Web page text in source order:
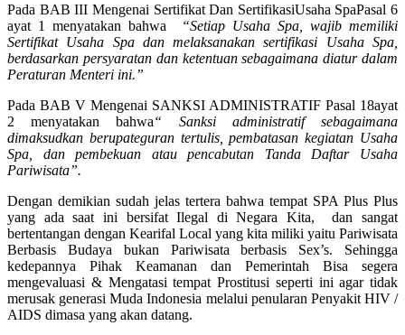
Pada BAB III Mengenai Sertifikat Dan SertifikasiUsaha SpaPasal 6
ayat 1 menyatakan bahwa
“Setiap Usaha Spa, wajib memiliki
Sertifikat Usaha Spa dan melaksanakan sertifikasi Usaha Spa,
berdasarkan persyaratan dan ketentuansebagaimana diatur dalam
Peraturan Menteri ini.”
Pada BAB V Mengenai SANKSI ADMINISTRATIF Pasal 18ayat
2 menyatakan bahwa“ Sanksi administratif sebagaimana
dimaksudkan berupateguran tertulis, pembatasan kegiatan Usaha
Spa , danpembekuan atau pencabutan Tanda Daftar Usaha
Pariwisata”.
Dengan demikian sudah jelas tertera bahwa tempat SPA Plus Plus
yang ada saat ini bersifat Ilegal di Negara Kita, dan sangat
bertentangan dengan Kearifal Local yang kita miliki yaitu Pariwisata
Berbasis Budaya bukan Pariwisata berbasis Sex’s. Sehingga
kedepannya Pihak Keamanan dan Pemerintah Bisa segera
mengevaluasi & Mengatasi tempat Prostitusi seperti ini agar tidak
merusak generasi Muda Indonesia melalui penularan Penyakit HIV /
AIDS dimasa yang akan datang.